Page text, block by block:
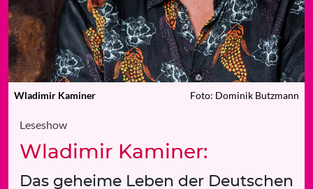
Wladimir Kaminer Foto: Dominik Butzmann
Leseshow
Wladimir Kaminer:
Das geheime Leben der Deutschen